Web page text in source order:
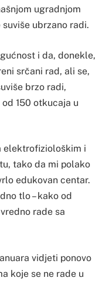
ugradnjom
ubrzano radi.
i da, donekle,
srčani rad, ali se,
brzo radi,
150 otkucaja u
elektrofiziološkim i
tako da mi polako
edukovan centar.
tlo – kako od
rade sa
vidjeti ponovo
koje se ne rade u